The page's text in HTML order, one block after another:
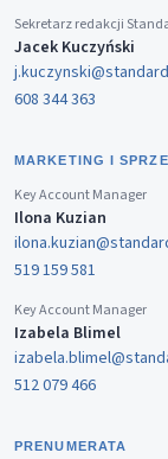
Sekretarz redakcji
Jacek Kuczyński
608 344 363
MARKETING I
Key Account Manager
Ilona Kuzian
519 159 581
Key Account Manager
Izabela Blimel
512 079 466
PRENUMERATA